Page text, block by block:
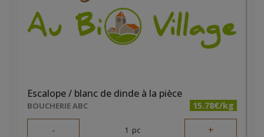
Escalope / blanc de dinde à la pièce
BOUCHERIE ABC 15.78€/kg
- 1 pc +